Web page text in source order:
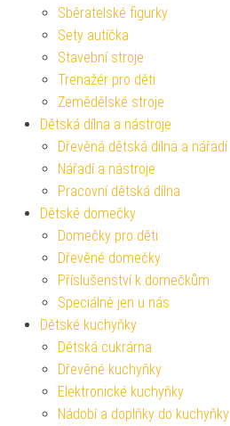
Sběratelské figurky
Sety autíčka
Stavební stroje
Trenažér pro děti
Zemědělské stroje
Dětská dílna a nástroje
Dřevěná dětská dílna a nářadí
Nářadí a nástroje
Pracovní dětská dílna
Dětské domečky
Domečky pro děti
Dřevěné domečky
Příslušenství k domečkům
Speciálně jen u nás
Dětské kuchyňky
Dětská cukrárna
Dřevěné kuchyňky
Elektronické kuchyňky
Nádobí a doplňky do kuchyňky